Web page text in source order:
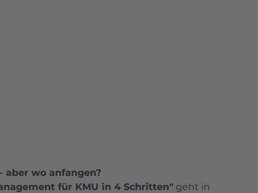
wo anfangen?
für KMU in 4 Schritten" geht in